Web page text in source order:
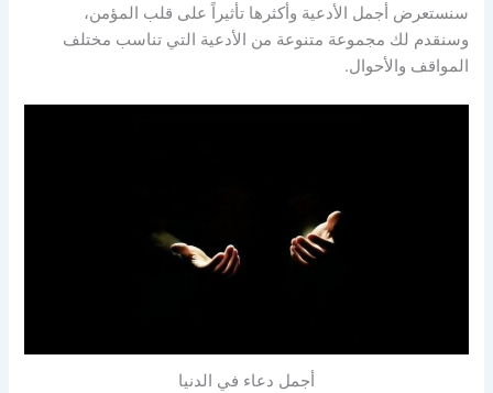
سنستعرض أجمل الأدعية وأكثرها تأثيراً على قلب المؤمن،
وسنقدم لك مجموعة متنوعة من الأدعية التي تناسب مختلف
المواقف والأحوال.
أجمل دعاء في الدنيا